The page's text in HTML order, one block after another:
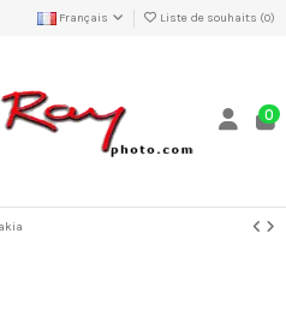
Français Liste de souhaits (0)
0